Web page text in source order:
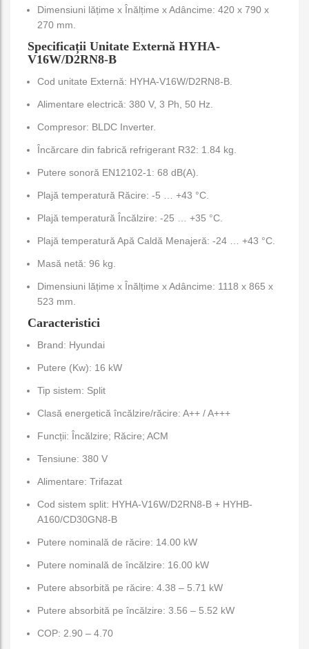
Dimensiuni lățime x Înălțime x Adâncime: 420 x 790 x
270 mm.
Specificații Unitate Externă HYHA-
V16W/D2RN8-B
Cod unitate Externă: HYHA-V16W/D2RN8-B.
Alimentare electrică: 380 V, 3 Ph, 50 Hz.
Compresor: BLDC Inverter.
Încărcare din fabrică refrigerant R32: 1.84 kg.
Putere sonoră EN12102-1: 68 dB(A).
Plajă temperatură Răcire: -5 … +43 °C.
Plajă temperatură Încălzire: -25 … +35 °C.
Plajă temperatură Apă Caldă Menajeră: -24 … +43 °C.
Masă netă: 96 kg.
Dimensiuni lățime x Înălțime x Adâncime: 1118 x 865 x
523 mm.
Caracteristici
Brand: Hyundai
Putere (Kw): 16 kW
Tip sistem: Split
Clasă energetică încălzire/răcire: A++ / A+++
Funcții: Încălzire; Răcire; ACM
Tensiune: 380 V
Alimentare: Trifazat
Cod sistem split: HYHA-V16W/D2RN8-B + HYHB-
A160/CD30GN8-B
Putere nominală de răcire: 14.00 kW
Putere nominală de încălzire: 16.00 kW
Putere absorbită pe răcire: 4.38 – 5.71 kW
Putere absorbită pe încălzire: 3.56 – 5.52 kW
COP: 2.90 – 4.70